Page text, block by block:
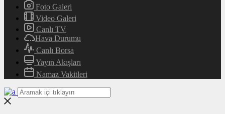
Foto Galeri
Video Galeri
Canlı TV
Hava Durumu
Canlı Borsa
Yayın Akışları
Namaz Vakitleri